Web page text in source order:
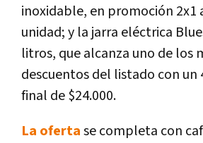
inoxidable, en promoción 2x1
unidad; y la jarra eléctrica
litros, que alcanza uno de los
descuentos del listado con un
final de $24.000.
La ofertase completa con